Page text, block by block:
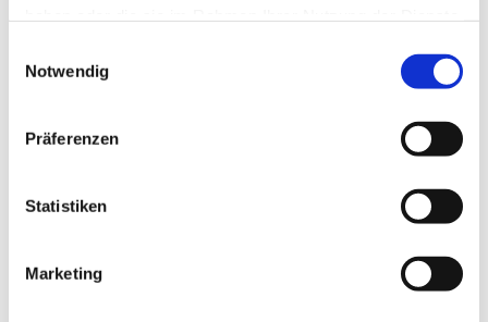
Notwendig
Präferenzen
Statistiken
Marketing
Dies könnte Sie auch